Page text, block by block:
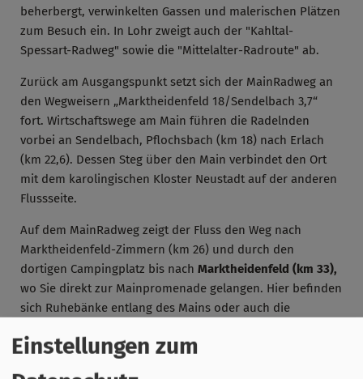
beherbergt, verwinkelten Gassen und malerischen Plätzen
zum Besuch ein. In Lohr zweigt auch der "Kahltal-
Spessart-Radweg" sowie die "Mittelalter-Radroute" ab.
Zurück am Ausgangspunkt setzt sich der MainRadweg an
den Wegweisern „Marktheidenfeld 18/Sendelbach 3,7“
fort. Wirtschaftswege am Main führen die Radelnden
vorbei an Sendelbach, Pflochsbach (km 18) nach Erlach
(km 22,6). Dessen Steg über den Main verbindet den Ort
mit dem karolingischen Kloster Neustadt auf der anderen
Flussseite.
Auf dem MainRadweg zeigt der Fluss den Weg nach
Marktheidenfeld-Zimmern (km 26) und durch den
dortigen Campingplatz bis nach Marktheidenfeld (km 33),
wo Sie direkt zur Mainpromenade gelangen. Hier befinden
sich Ruhebänke entlang des Mains oder auch die
Besuchen Sie das Frank-Haus oder verweilen Sie in der
Einstellungen zum